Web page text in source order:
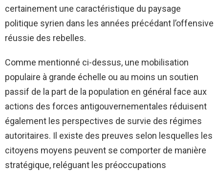
certainement une caractéristique du paysage
politique syrien dans les années précédant l’offensive
réussie des rebelles.
Comme mentionné ci-dessus, une mobilisation
populaire à grande échelle ou au moins un soutien
passif de la part de la population en général face aux
actions des forces antigouvernementales réduisent
également les perspectives de survie des régimes
autoritaires. Il existe des preuves selon lesquelles les
citoyens moyens peuvent se comporter de manière
stratégique, reléguant les préoccupations